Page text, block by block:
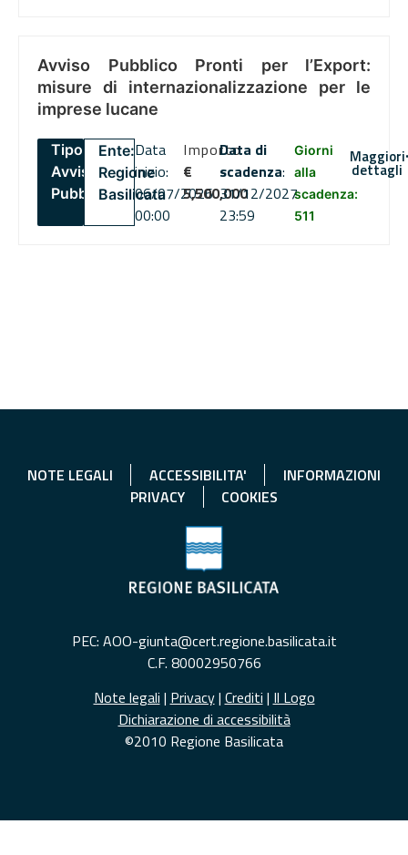
Avviso Pubblico Pronti per l’Export:
misure di internazionalizzazione per le
imprese lucane
Tipo:
Avviso
Pubblico
Ente:
Regione
Basilicata
Data
inizio:
06/07/2026
00:00
Importo
€
5,500,000
Data di
scadenza:
31/12/2027
23:59
Giorni
alla
scadenza:
511
Maggiori
dettagli
NOTE LEGALI ACCESSIBILITA'
INFORMAZIONI
PRIVACY
COOKIES
PEC: AOO-giunta@cert.regione.basilicata.it
C.F. 80002950766
Note legali | Privacy| Crediti | Il Logo
Dichiarazione di accessibilità
©2010 Regione Basilicata